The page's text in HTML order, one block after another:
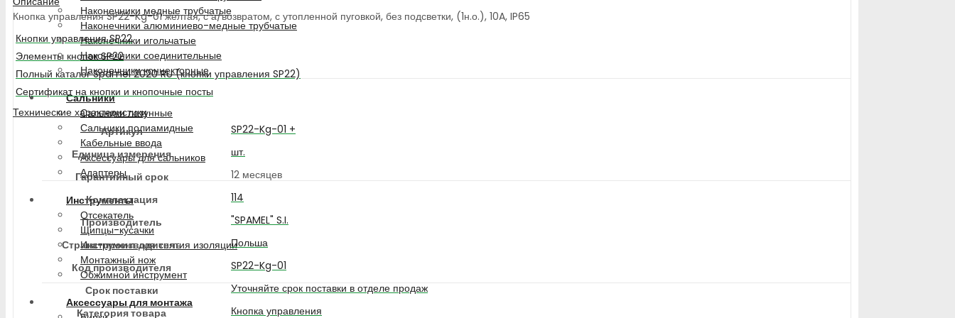
Наконечники медные трубчатые
Наконечники алюминиево-медные трубчатые
Наконечники игольчатые
Наконечники соединительные
Наконечники коннекторные
Сальники
Сальники латунные
Сальники полиамидные
Кабельные ввода
Аксессуары для сальников
Адаптеры
Инструменты
Отсекатель
Щипцы-кусачки
Инструмент для снятия изоляции
Монтажный нож
Обжимной инструмент
Аксессуары для монтажа
Кнопка управления SP22-Kg-01 жёлтая, с а/возвратом, с утопленной пуговкой, без подсветки, (1н.о.), 10A, IP65
Кнопки управления SP22
Элементы кнопок SP22
Полный каталог Spamel 2020 RU (кнопки управления SP22)
Сертификат на кнопки и кнопочные посты
Технические характеристики
Артикул
SP22-Kg-01 +
Единица измерения
шт.
Гарантийный срок
12 месяцев
Комплектация
114
Производитель
"SPAMEL" S.I.
Страна-производитель
Польша
Код производителя
SP22-Kg-01
Срок поставки
Уточняйте срок поставки в отделе продаж
Категория товара
Кнопка управления